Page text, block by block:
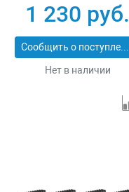
1 230 руб.
Сообщить о поступлении
Нет в наличии